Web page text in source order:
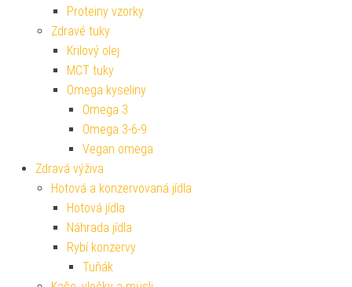
Proteiny vzorky
Zdravé tuky
Krilový olej
MCT tuky
Omega kyseliny
Omega 3
Omega 3-6-9
Vegan omega
Zdravá výživa
Hotová a konzervovaná jídla
Hotová jídla
Náhrada jídla
Rybí konzervy
Tuňák